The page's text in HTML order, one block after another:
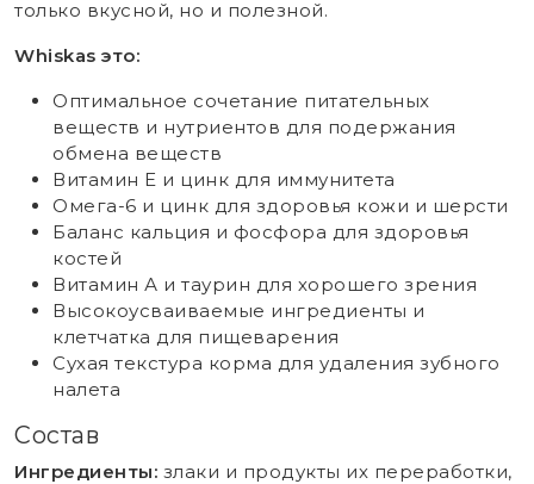
только вкусной, но и полезной.
Whiskas это:
Оптимальное сочетание питательных
веществ и нутриентов для подержания
обмена веществ
Витамин Е и цинк для иммунитета
Омега-6 и цинк для здоровья кожи и шерсти
Баланс кальция и фосфора для здоровья
костей
Витамин А и таурин для хорошего зрения
Высокоусваиваемые ингредиенты и
клетчатка для пищеварения
Сухая текстура корма для удаления зубного
налета
Состав
Ингредиенты: злаки и продукты их переработки,